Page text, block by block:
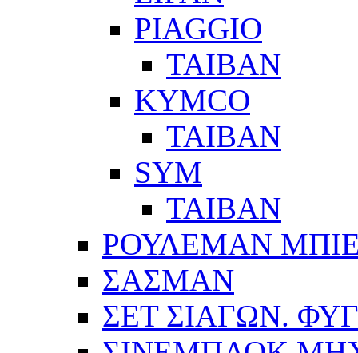
PIAGGIO
ΤΑΙΒΑΝ
KYMCO
ΤΑΙΒΑΝ
SYM
ΤΑΙΒΑΝ
ΡΟΥΛΕΜΑΝ
ΣΑΣΜΑΝ
ΣΕΤ ΣΙΑΓΩΝ.